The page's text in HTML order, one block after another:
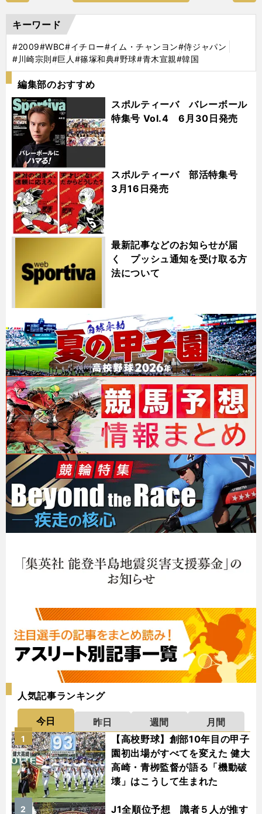
キーワード
#2009#WBC#イチロー#イム・チャンヨン#侍ジャパン
#川崎宗則#巨人 #篠塚和典#野球#青木宣親#韓国
編集部のおすすめ
スポルティーバ バレーボール
特集号 Vol.4 6月30日発売
スポルティーバ 部活特集号
3月16日発売
最新記事などのお知らせが届
く プッシュ通知を受け取る方
法について
人気記事ランキング
今日 昨日 週間
月間
【高校野球】創部10年目の甲子
園初出場がすべてを変えた 健大
高崎・青栁監督が語る「機動破
壊」はこうして生まれた
1
J1全順位予想 識者５人が推す
2